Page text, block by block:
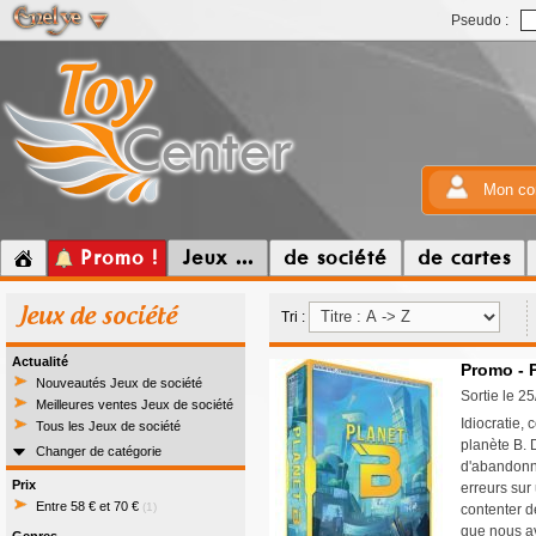
Pseudo :
Mon
Promo ! Jeux ... de société de cartes
Jeux de société
Actualité
Nouveautés Jeux de société
Meilleures ventes Jeux de société
Tous les Jeux de société
Changer de catégorie
Prix
Entre 58 € et 70 € (1)
Tri :
Promo -
Sortie le
Idiocratie,
planète B.
erreurs sur
contenter
que nous